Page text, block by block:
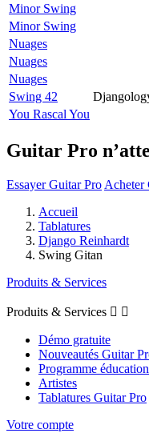
Minor Swing
Minor Swing
Nuages
Nuages
Nuages
Swing 42
You Rascal You
Guitar Pro
Essayer Guitar Pro Acheter
Accueil
Tablatures
Django Reinhardt
Swing Gitan
Produits & Services
Produits & Services  
Démo gratuite
Nouveautés Guitar
Programme éducation
Artistes
Tablatures Guitar Pro
Votre compte